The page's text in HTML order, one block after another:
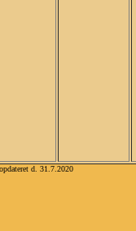
d. 31.7.2020